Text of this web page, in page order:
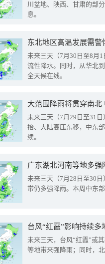
川盆地、陕西、甘肃的部
息。
东北地区高温发展需
未来三天（7月30日至8月
流性降水。同时，从华北
全天候在线。
大范围降雨将贯穿南
未来三天（7月29日至31
抬、大陆高压东移，中东
续。
广东湖北河南等地多
未来三天（7月28日至30
带仍多强降雨。本周中东
台风“红霞”影响持续
未来三天，台风“红霞”或
等地带来强降雨；同时，